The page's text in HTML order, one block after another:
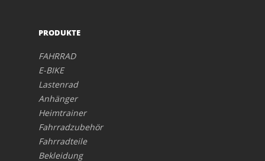
PRODUKTE
FAHRRAD
E-BIKE
Lastenrad
Anhänger
Heimtrainer
Fahrradzubehör
Fahrradteile
Bekleidung